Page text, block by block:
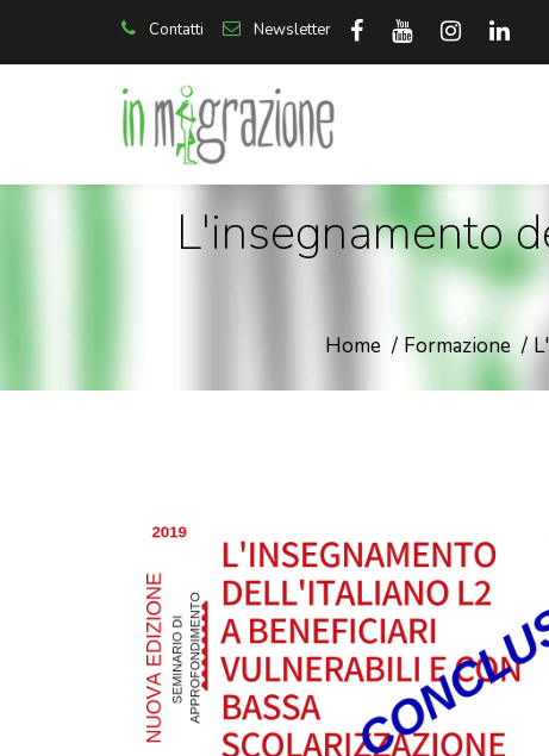
Contatti Newsletter
L'insegnamento
Home Formazione